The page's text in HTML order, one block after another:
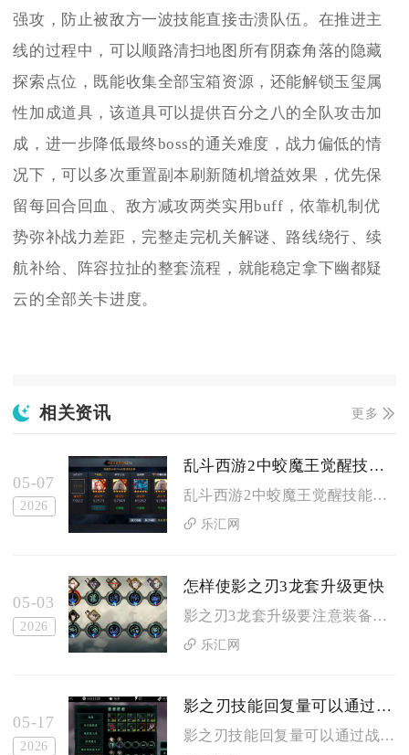
强攻，防止被敌方一波技能直接击溃队伍。在推进主
线的过程中，可以顺路清扫地图所有阴森角落的隐藏
探索点位，既能收集全部宝箱资源，还能解锁玉玺属
性加成道具，该道具可以提供百分之八的全队攻击加
成，进一步降低最终boss的通关难度，战力偏低的情
况下，可以多次重置副本刷新随机增益效果，优先保
留每回合回血、敌方减攻两类实用buff，依靠机制优
势弥补战力差距，完整走完机关解谜、路线绕行、续
航补给、阵容拉扯的整套流程，就能稳定拿下幽都疑
云的全部关卡进度。
相关资讯 更多
05-07
2026
乱斗西游2中蛟魔王觉醒技能的释放条件是什么
乱斗西游2中蛟魔王觉醒技能的释放条件，需同时满足英雄养成前置...
乐汇网
05-03
2026
怎样使影之刃3龙套升级更快
影之刃3龙套升级要注意装备状态、强化节奏、材料储备、心法搭配...
乐汇网
05-17
2026
影之刃技能回复量可以通过战斗策略优化吗
影之刃技能回复量可以通过战斗策略优化，合理规划技能循环、杀意...